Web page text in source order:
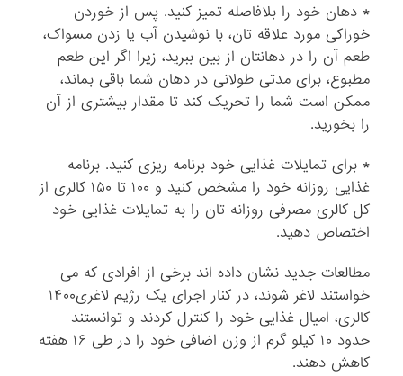
* دهان خود را بلافاصله تمیز کنید. پس از خوردن
خوراکی مورد علاقه تان، با نوشیدن آب یا زدن مسواک،
طعم آن را در دهانتان از بین ببرید، زیرا اگر این طعم
مطبوع، برای مدتی طولانی در دهان شما باقی بماند،
ممکن است شما را تحریک کند تا مقدار بیشتری از آن
را بخورید.
* برای تمایلات غذایی خود برنامه ریزی کنید. برنامه
غذایی روزانه خود را مشخص کنید و ۱۰۰ تا ۱۵۰ کالری از
کل کالری مصرفی روزانه تان را به تمایلات غذایی خود
اختصاص دهید.
مطالعات جدید نشان داده اند برخی از افرادی که می
خواستند لاغر شوند، در کنار اجرای یک رژیم لاغری۱۴۰۰
کالری، امیال غذایی خود را کنترل کردند و توانستند
حدود ۱۰ کیلو گرم از وزن اضافی خود را در طی ۱۶ هفته
کاهش دهند.